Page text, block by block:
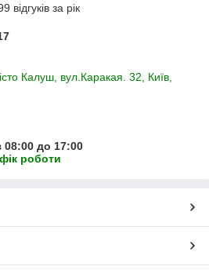
відгуків за рік
Калуш, вул.Каракая. 32, Київ,
08:00 до 17:00
роботи